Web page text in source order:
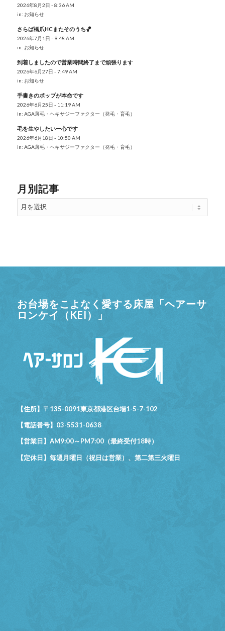
2026年8月2日 - 8:36 AM
in: お知らせ
さらば橋爪HCまたそのうち🏀
2026年7月1日 - 9:48 AM
in: お知らせ
到着しましたので営業時間終了まで頑張ります
2026年6月27日 - 7:49 AM
in: お知らせ
手書きのポップが本命です
2026年6月25日 - 11:19 AM
in: AGA薄毛・ヘキサジーファクター（発毛・育毛）
毛を生やしたい一心です
2026年6月18日 - 10:50 AM
in: AGA薄毛・ヘキサジーファクター（発毛・育毛）
月別記事
お台場をこよなく愛する床屋「ヘアーサ
ロンケイ（KEI）」
【住所】〒135-0091東京都港区台場1-5-7-102
【電話番号】03-5531-0638
【営業日】AM9:00～PM7:00（最終受付18時）
【定休日】毎週月曜日（祝日は営業）、第二第三火曜日